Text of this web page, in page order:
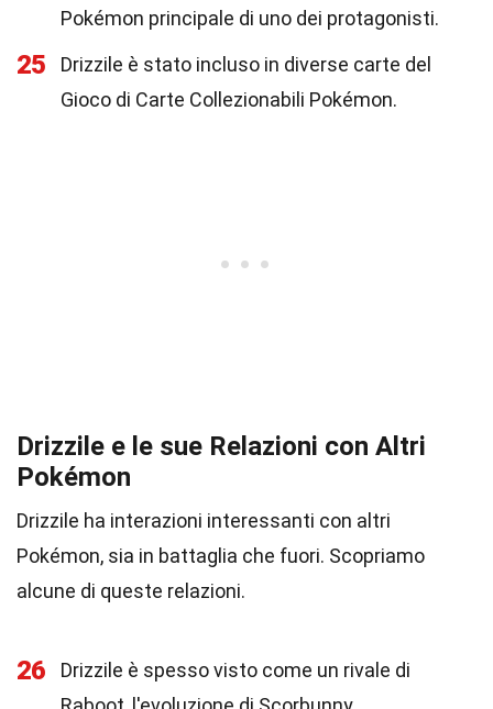
Pokémon principale di uno dei protagonisti.
25
Drizzile è stato incluso in diverse carte del
Gioco di Carte Collezionabili Pokémon.
Drizzile e le sue Relazioni con Altri
Pokémon
Drizzile ha interazioni interessanti con altri
Pokémon, sia in battaglia che fuori. Scopriamo
alcune di queste relazioni.
26
Drizzile è spesso visto come un rivale di